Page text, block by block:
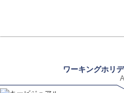
ワーキングホリ